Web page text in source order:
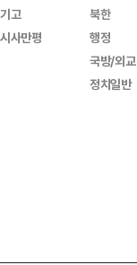
기고
시사만평
북한
행정
국방/외교
정치일반